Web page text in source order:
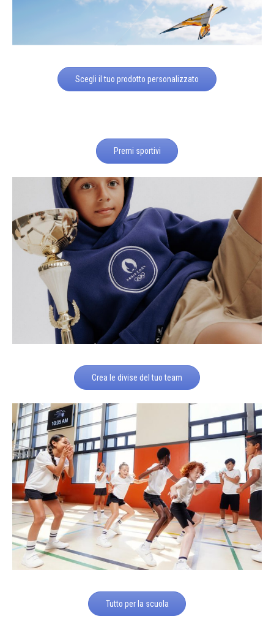
Scegli il tuo prodotto personalizzato
Premi sportivi
Crea le divise del tuo team
Tutto per la scuola